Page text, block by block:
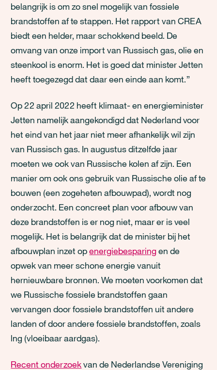
belangrijk is om zo snel mogelijk van fossiele
brandstoffen af te stappen. Het rapport van CREA
biedt een helder, maar schokkend beeld. De
omvang van onze import van Russisch gas, olie en
steenkool is enorm. Het is goed dat minister Jetten
heeft toegezegd dat daar een einde aan komt.”
Op 22 april 2022 heeft klimaat- en energieminister
Jetten namelijk aangekondigd dat Nederland voor
het eind van het jaar niet meer afhankelijk wil zijn
van Russisch gas. In augustus ditzelfde jaar
moeten we ook van Russische kolen af zijn. Een
manier om ook ons gebruik van Russische olie af te
bouwen (een zogeheten afbouwpad), wordt nog
onderzocht. Een concreet plan voor afbouw van
deze brandstoffen is er nog niet, maar er is veel
mogelijk. Het is belangrijk dat de minister bij het
afbouwplan inzet openergiebesparing en de
opwek van meer schone energie vanuit
hernieuwbare bronnen. We moeten voorkomen dat
we Russische fossiele brandstoffen gaan
vervangen door fossiele brandstoffen uit andere
landen of door andere fossiele brandstoffen, zoals
lng (vloeibaar aardgas).
Recent onderzoekvan de Nederlandse Vereniging